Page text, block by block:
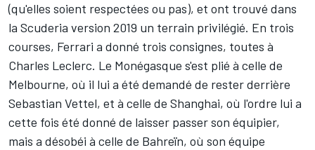
(qu'elles soient respectées ou pas), et ont trouvé dans
la Scuderia version 2019 un terrain privilégié. En trois
courses, Ferrari a donné trois consignes, toutes à
Charles Leclerc. Le Monégasque s'est plié à celle de
Melbourne, où il lui a été demandé de rester derrière
Sebastian Vettel, et à celle de Shanghai, où l'ordre lui a
cette fois été donné de laisser passer son équipier,
mais a désobéi à celle de Bahreïn, où son équipe